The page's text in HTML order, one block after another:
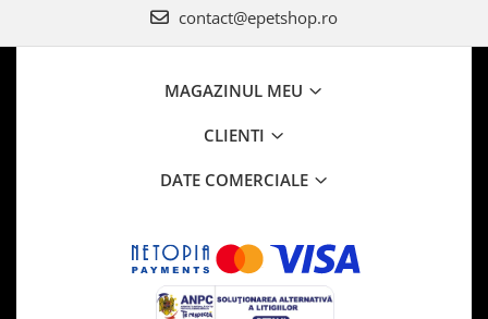
contact@epetshop.ro
MAGAZINUL MEU
CLIENTI
DATE COMERCIALE